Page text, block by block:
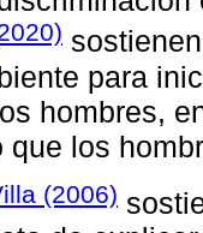
para
hombres,
que los
(2006)